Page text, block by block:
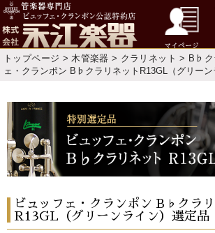
マイページ
トップページ >木管楽器 > クラリネット > B♭ク
ェ・クランポン B♭クラリネットR13GL（グリーン
ビュッフェ・クランポン B♭クラ
R13GL（グリーンライン）選定品